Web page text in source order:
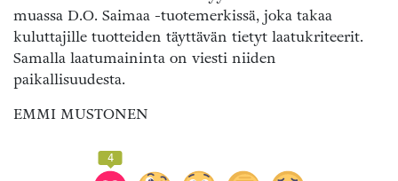
muassa D.O. Saimaa -tuotemerkissä, joka takaa
kuluttajille tuotteiden täyttävän tietyt laatukriteerit.
Samalla laatumaininta on viesti niiden
paikallisuudesta.
EMMI MUSTONEN
4